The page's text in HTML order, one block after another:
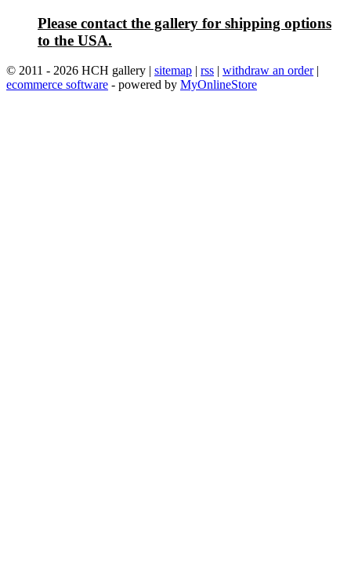
Please contact the gallery for shipping options
to the USA.
© 2011 - 2026 HCH gallery | sitemap | rss | withdraw an order|
ecommerce software - powered by MyOnlineStore